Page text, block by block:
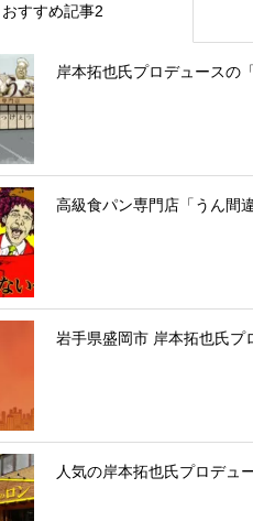
おすすめ記事2
岸本拓也氏プロデュースの
高級食パン専門店「うん間
岩手県盛岡市 岸本拓也氏
人気の岸本拓也氏プロデュ